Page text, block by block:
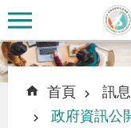
跳到主要內容區塊
:::
::: 首頁 訊
政府資訊公